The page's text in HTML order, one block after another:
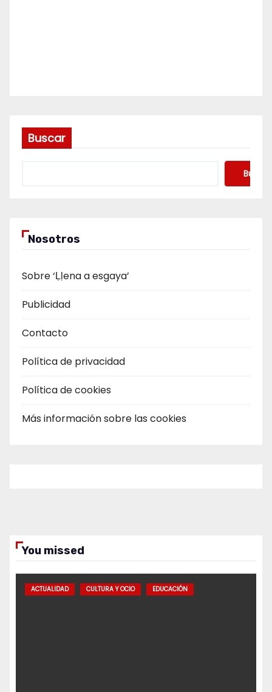
Buscar
Buscar
Nosotros
Sobre ‘Ḷḷena a esgaya’
Publicidad
Contacto
Política de privacidad
Política de cookies
Más información sobre las cookies
You missed
ACTUALIDAD CULTURA Y OCIO EDUCACIÓN